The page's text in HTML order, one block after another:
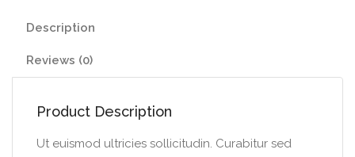
Description
Reviews (0)
Product Description
Ut euismod ultricies sollicitudin. Curabitur sed